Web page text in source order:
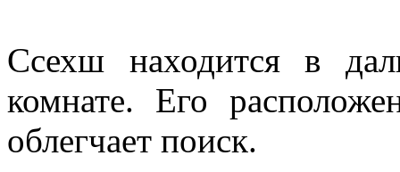
Ссехш находится в
комнате. Его
облегчает поиск.